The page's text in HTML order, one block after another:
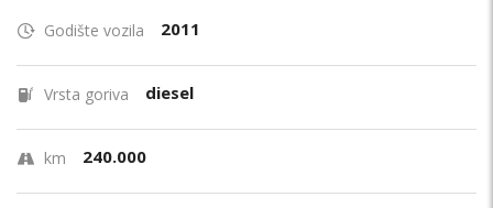
Godište vozila 2011
Vrsta goriva diesel
km 240.000